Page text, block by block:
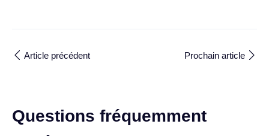
Article précédent Prochain article
Questions fréquemment